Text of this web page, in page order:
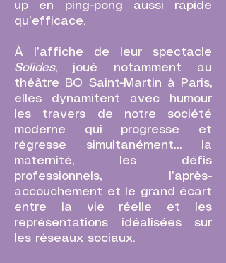
up en ping-pong aussi rapide
qu’efficace.
À l’affiche de leur spectacle
Solides, joué notamment au
théâtre BO Saint-Martin à Paris,
elles dynamitent avec humour
les travers de notre société
moderne qui progresse et
régresse simultanément… la
maternité, les défis
professionnels, l’après-
accouchement et le grand écart
entre la vie réelle et les
représentations idéalisées sur
les réseaux sociaux.